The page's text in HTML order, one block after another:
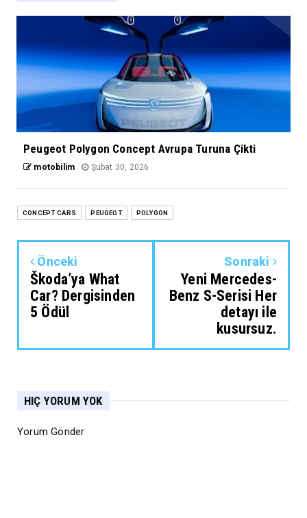
Peugeot Polygon Concept Avrupa Turuna Çikti
motobilim Şubat 30, 2026
CONCEPT CARS PEUGEOT POLYGON
Önceki
Škoda’ya What
Car? Dergisinden
5 Ödül
Sonraki
Yeni Mercedes-
Benz S-Serisi Her
detayı ile
kusursuz.
HIÇ YORUM YOK
Yorum Gönder